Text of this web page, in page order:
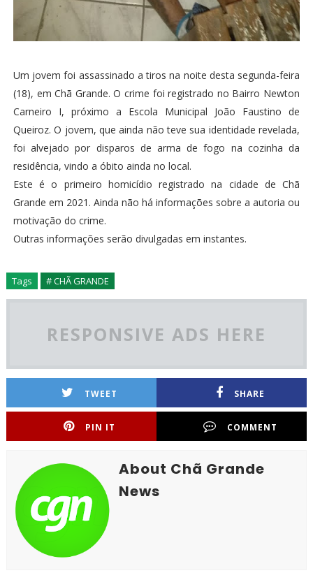
Um jovem foi assassinado a tiros na noite desta segunda-feira
(18), em Chã Grande. O crime foi registrado no Bairro Newton
Carneiro I, próximo a Escola Municipal João Faustino de
Queiroz. O jovem, que ainda não teve sua identidade revelada,
foi alvejado por disparos de arma de fogo na cozinha da
residência, vindo a óbito ainda no local.
Este é o primeiro homicídio registrado na cidade de Chã
Grande em 2021. Ainda não há informações sobre a autoria ou
motivação do crime.
Outras informações serão divulgadas em instantes.
Tags # CHÃ GRANDE
RESPONSIVE ADS HERE
TWEET SHARE
PIN IT COMMENT
About Chã Grande
News